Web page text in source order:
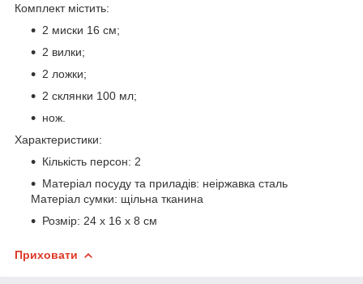
Комплект містить:
2 миски 16 см;
2 вилки;
2 ложки;
2 склянки 100 мл;
нож.
Характеристики:
Кількість персон: 2
Матеріал посуду та приладів: неіржавка сталь
Матеріал сумки: щільна тканина
Розмір: 24 х 16 х 8 см
Приховати